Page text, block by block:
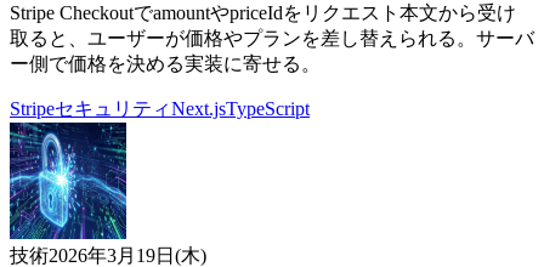
Stripe CheckoutでamountやpriceIdをリクエスト本文から受け
取ると、ユーザーが価格やプランを差し替えられる。サーバ
ー側で価格を決める実装に寄せる。
StripeセキュリティNext.jsTypeScript
技術2026年3月19日(木)